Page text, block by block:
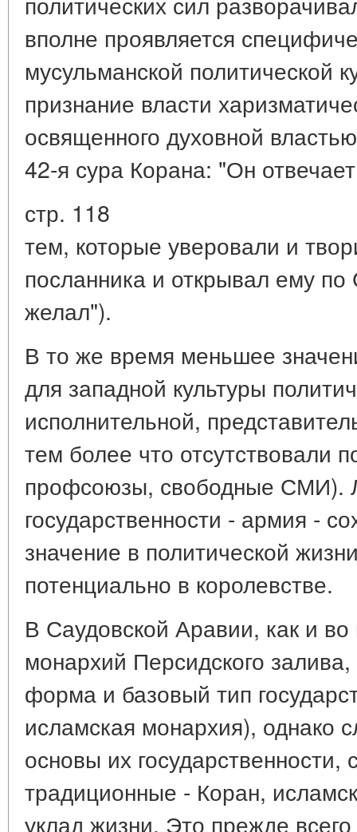
вполне проявляется
мусульманской политической
признание власти
освященного духовной
42-я сура Корана: "Он отвечает
стр. 118
тем, которые уверовали и
посланника и открывал ему
желал").
В то же время меньшее
для западной культуры
исполнительной,
тем более что отсутствовали
профсоюзы, свободные СМИ).
государственности - армия -
значение в политической
потенциально в королевстве.
В Саудовской Аравии, как и
монархий Персидского
форма и базовый тип
исламская монархия), однако
основы их
традиционные - Коран,
уклад жизни. Это прежде всего